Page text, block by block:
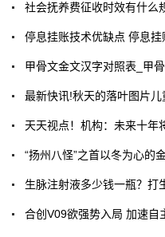
社会抚养费征收时效有什么
停息挂账技术优缺点 停息挂
甲骨文金文汉字对照表_甲
最新快讯!秋天的落叶图片
天天视点！机构：未来十年
“扬州八怪”之首以冬为心的
生脉注射液多少钱一瓶？打
合创V09欲强势入局 加速自